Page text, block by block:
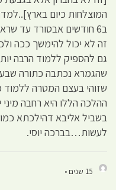
ב6 חודשים אבסורד עד
זה לא יכול להימשך ככה
גם להספיק ללמוד הרבה
שהגמרא נכתבה כתורה
שזוהי בעצם המטרה ללמוד
ההלכה הללו היא רחבה
בשביל אליבא דהילכתא כמו
לעשות…בברכה יוסי.
15 שנים •